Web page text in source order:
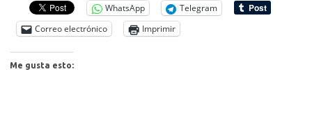
WhatsApp
Telegram
Correo electrónico
Imprimir
Me gusta esto: